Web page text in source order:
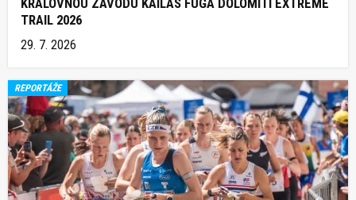
KRÁLOVNOU ZÁVODU KAILAS FUGA DOLOMITI EXTREME
TRAIL 2026
29. 7. 2026
REPORTÁŽE